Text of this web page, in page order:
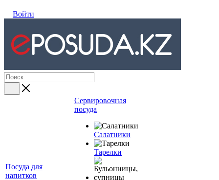
Войти
Посуда для
напитков
Сервировочная
посуда
Салатники
Тарелки